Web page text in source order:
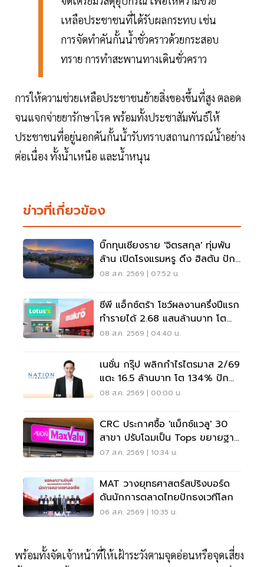
เหลือประชาชนที่ได้รับผลกระทบ เช่น
การจัดทำคันกั้นน้ำชั่วคราวด้วยกระสอบ
ทราย การทำสะพานทางเดินชั่วคราว
การให้ความช่วยเหลือประชาชนย้ายสิ่งของขึ้นที่สูง ตลอด
จนแจกจ่ายยารักษาโรค พร้อมทั้งประชาสัมพันธ์ให้
ประชาชนที่อยู่นอกคันกั้นน้ำรับทราบสถานการณ์น้ำอย่าง
ต่อเนื่อง ทั้งน้ำเหนือ และน้ำหนุน
ข่าวที่เกี่ยวข้อง
บิ๊กทุนเชียงราย 'จิตรสกุล' ทุ่มพัน
ล้าน เปิดโรงแรมหรู ดึง ฮิลตัน ปัก
หมุดแบรนด์ใหม่
08 ส.ค. 2569 | 07:52 น.
ซีพี แอ็กซ์ตร้า โชว์ผลงานครึ่งปีแรก
ทำรายได้ 2.68 แสนล้านบาท โต
3.6%
08 ส.ค. 2569 | 04:40 น.
เนชั่น กรุ๊ป พลิกกำไรไตรมาส 2/69
แตะ 16.5 ล้านบาท โต 134% ปัก
หมุดสู่ ‘มีเดียเทค’
08 ส.ค. 2569 | 00:00 น.
CRC ประกาศซื้อ 'แม็กซ์แวลู' 30
สาขา ปรับโฉมเป็น Tops ขยายฐาน
ลูกค้าเพิ่ม 9 แสนราย
07 ส.ค. 2569 | 10:34 น.
MAT วางยุทธศาสตร์สปริงบอร์ด
ดันนักการตลาดไทยปักธงเวทีโลก
06 ส.ค. 2569 | 10:35 น.
พร้อมทั้งจัดเจ้าหน้าที่ให้เฝ้าระวังตามจุดอ่อนหรือจุดเสี่ยง